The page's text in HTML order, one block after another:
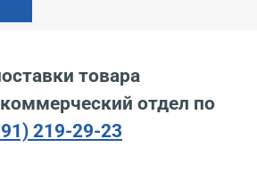
товара
отдел по
219-29-23